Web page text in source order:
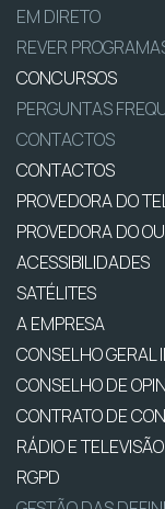
EM DIRETO
REVER
CONCURSOS
PERGUNTAS
CONTACTOS
CONTACTOS
PROVEDORA DO
PROVEDORA DO
ACESSIBILIDADES
SATÉLITES
A EMPRESA
CONSELHO GERAL
CONSELHO DE
CONTRATO DE
RÁDIO E TELEVISÃO
RGPD